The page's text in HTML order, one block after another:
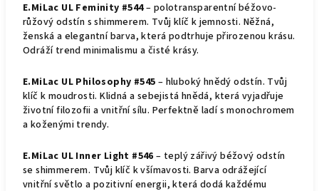
E.MiLac UL Feminity #544– polotransparentní béžovo-
růžový odstín s shimmerem. Tvůj klíč k jemnosti. Něžná,
ženská a elegantní barva, která podtrhuje přirozenou krásu.
Odráží trend minimalismu a čisté krásy.
E.MiLac UL Philosophy #545 – hluboký hnědý odstín. Tvůj
klíč k moudrosti. Klidná a sebejistá hnědá, která vyjadřuje
životní filozofii a vnitřní sílu. Perfektně ladí s monochromem
a koženými trendy.
E.MiLac UL Inner Light #546 – teplý zářivý béžový odstín
se shimmerem. Tvůj klíč k všímavosti. Barva odrážející
vnitřní světlo a pozitivní energii, která dodá každému